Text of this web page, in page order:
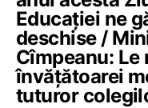
Educației ne
deschise /
Cîmpeanu:
învățătoarei
tuturor